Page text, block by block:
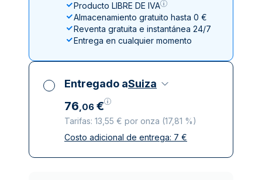
Producto LIBRE DE IVA
Almacenamiento gratuito hasta 0 €
Reventa gratuita e instantánea 24/7
Entrega en cualquier momento
Entregado aSuiza
76,06 €
Tarifas: 13,55 € por onza (17,81 %)
Impuestos incluidos
Costo adicional de entrega: 7 €